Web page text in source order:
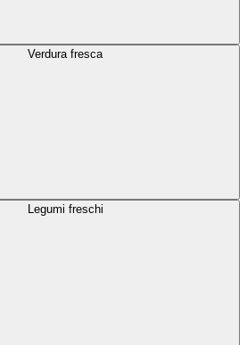
Verdura fresca
Legumi freschi